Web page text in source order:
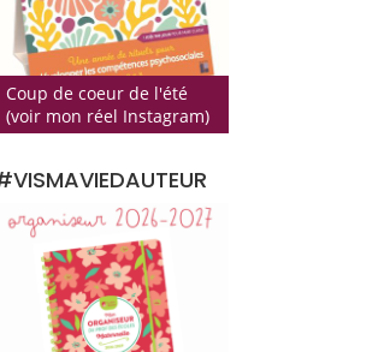
Coup de coeur de l'été
(voir mon réel Instagram)